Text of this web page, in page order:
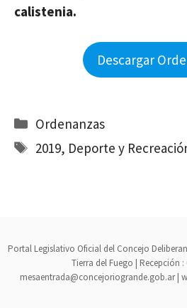
calistenia.
Descargar
Categorías
Ordenanzas
Etiquetas
2019, Deporte y
Portal Legislativo Oficial del Concejo
Tierra del Fuego | Recepción :
mesaentrada@concejoriogrande.gob.ar |